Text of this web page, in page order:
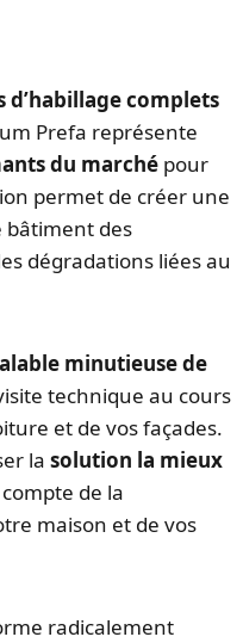
d’habillage complets
Prefa représente
du marché pour
permet de créer une
bâtiment des
dégradations liées au
minutieuse de
technique au cours
et de vos façades.
la solution la mieux
de la
maison et de vos
radicalement